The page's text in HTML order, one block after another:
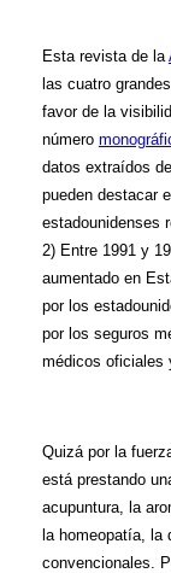
Esta revista de la
las cuatro
favor de la
número
datos extraídos
pueden destacar
estadounidenses
2) Entre 1991 y
aumentado en
por los
por los seguros
médicos oficiales
Quizá por la
está prestando
acupuntura, la
la homeopatía, la
convencionales.